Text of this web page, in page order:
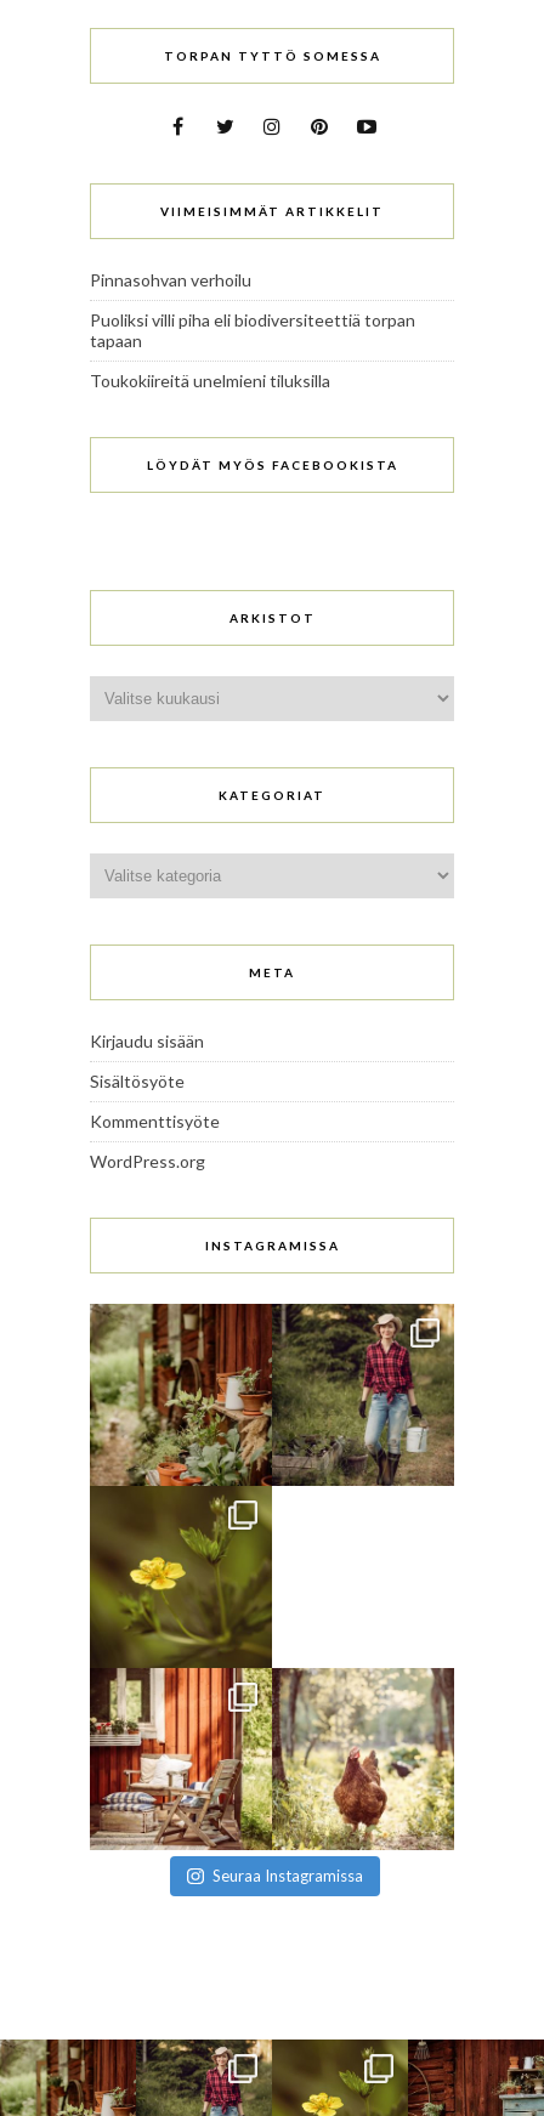
TORPAN TYTTÖ SOMESSA
VIIMEISIMMÄT ARTIKKELIT
Pinnasohvan verhoilu
Puoliksi villi piha eli biodiversiteettiä torpan
tapaan
Toukokiireitä unelmieni tiluksilla
LÖYDÄT MYÖS FACEBOOKISTA
ARKISTOT
KATEGORIAT
META
Kirjaudu sisään
Sisältösyöte
Kommenttisyöte
WordPress.org
INSTAGRAMISSA
Seuraa Instagramissa